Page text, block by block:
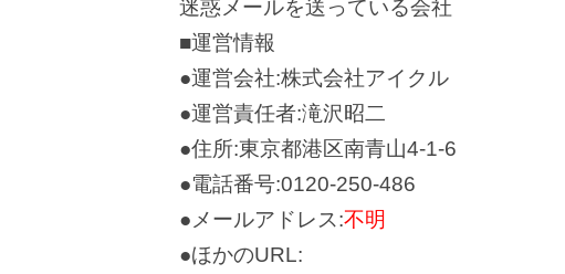
迷惑メールを送っている会社
■運営情報
●運営会社:株式会社アイクル
●運営責任者:滝沢昭二
●住所:東京都港区南青山4-1-6
●電話番号:0120-250-486
●メールアドレス:不明
●ほかのURL: